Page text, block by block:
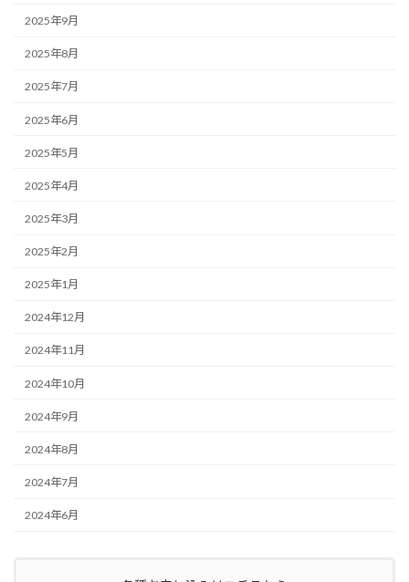
2025年9月
2025年8月
2025年7月
2025年6月
2025年5月
2025年4月
2025年3月
2025年2月
2025年1月
2024年12月
2024年11月
2024年10月
2024年9月
2024年8月
2024年7月
2024年6月